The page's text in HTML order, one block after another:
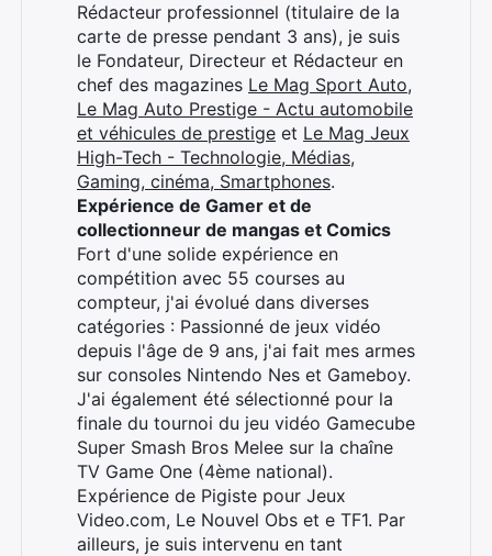
Rédacteur professionnel (titulaire de la
carte de presse pendant 3 ans), je suis
le Fondateur, Directeur et Rédacteur en
chef des magazines Le Mag Sport Auto,
Le Mag Auto Prestige - Actu automobile
et véhicules de prestige et Le Mag Jeux
High-Tech - Technologie, Médias,
Gaming, cinéma, Smartphones.
Expérience de Gamer et de
collectionneur de mangas et Comics
Fort d'une solide expérience en
compétition avec 55 courses au
compteur, j'ai évolué dans diverses
catégories : Passionné de jeux vidéo
depuis l'âge de 9 ans, j'ai fait mes armes
sur consoles Nintendo Nes et Gameboy.
J'ai également été sélectionné pour la
finale du tournoi du jeu vidéo Gamecube
Super Smash Bros Melee sur la chaîne
TV Game One (4ème national).
Expérience de Pigiste pour Jeux
Video.com, Le Nouvel Obs et e TF1. Par
ailleurs, je suis intervenu en tant